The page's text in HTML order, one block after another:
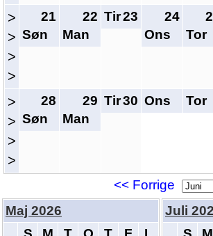
>
>
>
>
21
Søn
22
Man
23
Tir
24
Ons
Tor
>
>
>
>
28
Søn
29
Man
30
Tir Ons Tor
<< Forrige
Maj 2026
Juli